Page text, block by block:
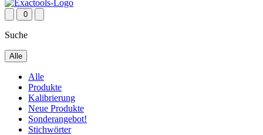
0
Suche
Alle
Alle
Produkte
Kalibrierung
Neue Produkte
Sonderangebot!
Stichwörter